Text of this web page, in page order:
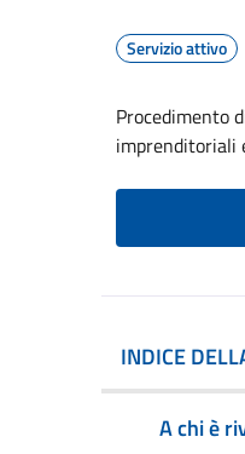
Servizio attivo
Procedimento
imprenditoriali
INDICE
A chi è